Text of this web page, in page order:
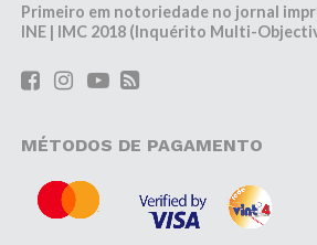
Primeiro em notoriedade no jornal
INE | IMC 2018 (Inquérito Multi-
MÉTODOS DE PAGAMENTO